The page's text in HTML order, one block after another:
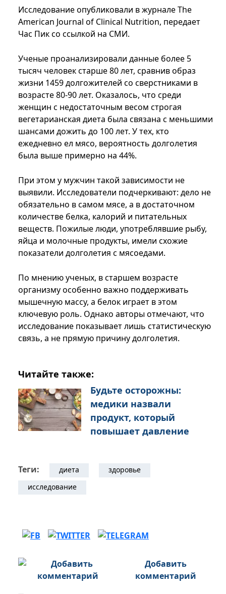
Исследование опубликовали в журнале The
American Journal of Clinical Nutrition, передает
Час Пик со ссылкой на СМИ.
Ученые проанализировали данные более 5
тысяч человек старше 80 лет, сравнив образ
жизни 1459 долгожителей со сверстниками в
возрасте 80-90 лет. Оказалось, что среди
женщин с недостаточным весом строгая
вегетарианская диета была связана с меньшими
шансами дожить до 100 лет. У тех, кто
ежедневно ел мясо, вероятность долголетия
была выше примерно на 44%.
При этом у мужчин такой зависимости не
выявили. Исследователи подчеркивают: дело не
обязательно в самом мясе, а в достаточном
количестве белка, калорий и питательных
веществ. Пожилые люди, употреблявшие рыбу,
яйца и молочные продукты, имели схожие
показатели долголетия с мясоедами.
По мнению ученых, в старшем возрасте
организму особенно важно поддерживать
мышечную массу, а белок играет в этом
ключевую роль. Однако авторы отмечают, что
исследование показывает лишь статистическую
связь, а не прямую причину долголетия.
Читайте также:
Будьте осторожны:
медики назвали
продукт, который
повышает давление
Теги: диета
здоровье
исследование
Добавить
комментарий